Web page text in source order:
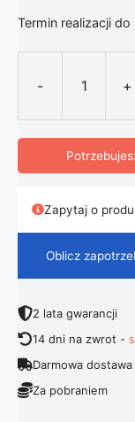
Termin realizacji do
- +
Zapytaj o
Oblicz
2 lata gwarancji
14 dni na zwrot -
Darmowa dostawa
Za pobraniem